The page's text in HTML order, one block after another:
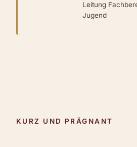
Leitung
Jugend
KURZ UND PRÄGNANT